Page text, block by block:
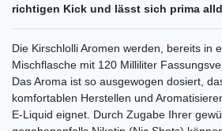
richtigen Kick und lässt sich prima
Die Kirschlolli Aromen werden, bereits in
Mischflasche mit 120 Milliliter
Das Aroma ist so ausgewogen dosiert,
komfortablen Herstellen und
E-Liquid eignet. Durch Zugabe Ihrer